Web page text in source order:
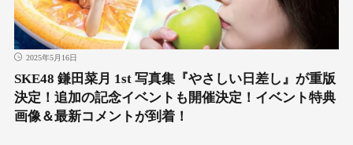
2025年5月16日
SKE48 鎌田菜月 1st 写真集『やさしい日差し』が重版
決定！追加の記念イベントも開催決定！イベント特典
画像＆最新コメントが到着！